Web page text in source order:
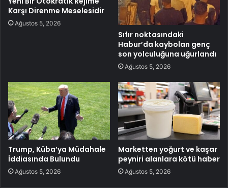
Karşı Direnme Meselesidir
Ağustos 5, 2026
Sıfır noktasındaki
Habur’da kaybolan genç
son yolculuğuna uğurlandı
Ağustos 5, 2026
Trump, Küba’ya Müdahale
İddiasında Bulundu
Ağustos 5, 2026
Marketten yoğurt ve kaşar
peyniri alanlara kötü haber
Ağustos 5, 2026